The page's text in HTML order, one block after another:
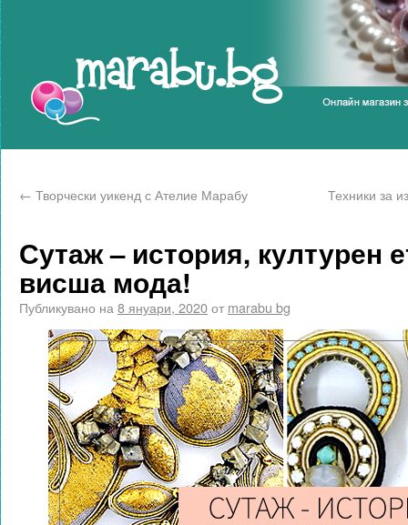
← Творчески уикенд с Ателие Марабу Техники за
Сутаж – история, културен
висша мода!
Публикувано на 8 януари, 2020от marabu bg